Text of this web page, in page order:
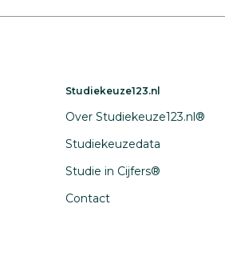
Studiekeuze123.nl
Over Studiekeuze123.nl®
Studiekeuzedata
Studie in Cijfers®
Contact